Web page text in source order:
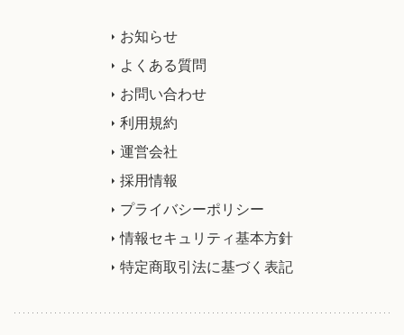
お知らせ
よくある質問
お問い合わせ
利用規約
運営会社
採用情報
プライバシーポリシー
情報セキュリティ基本方針
特定商取引法に基づく表記